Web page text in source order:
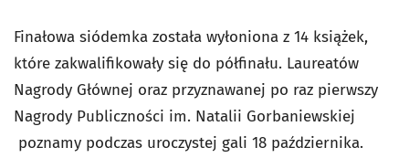
Finałowa siódemka została wyłoniona z 14 książek,
które zakwalifikowały się do półfinału. Laureatów
Nagrody Głównej oraz przyznawanej po raz pierwszy
Nagrody Publiczności im. Natalii Gorbaniewskiej
poznamy podczas uroczystej gali 18 października.